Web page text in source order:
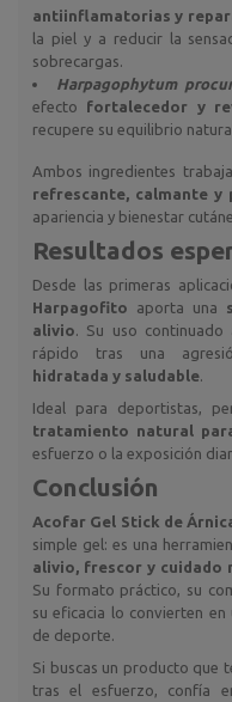
antiinflamatorias y
la piel y a reducir la
sobrecargas.
Harpagophytum
efecto fortalecedor y
recupere su equilibrio
Ambos ingredientes
refrescante, calmante y
apariencia y bienestar
Resultados
Desde las primeras
Harpagofito aporta una
alivio . Su uso
rápido tras una
hidratada y saludable
Ideal para deportistas,
tratamiento natural
esfuerzo o la exposición
Conclusión
Acofar Gel Stick de
simple gel: es una
alivio, frescor y cuidado
Su formato práctico, su
su eficacia lo convierten
de deporte.
Si buscas un producto que
tras el esfuerzo, confía